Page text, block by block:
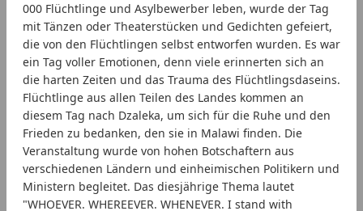
000 Flüchtlinge und Asylbewerber leben, wurde der Tag
mit Tänzen oder Theaterstücken und Gedichten gefeiert,
die von den Flüchtlingen selbst entworfen wurden. Es war
ein Tag voller Emotionen, denn viele erinnerten sich an
die harten Zeiten und das Trauma des Flüchtlingsdaseins.
Flüchtlinge aus allen Teilen des Landes kommen an
diesem Tag nach Dzaleka, um sich für die Ruhe und den
Frieden zu bedanken, den sie in Malawi finden. Die
Veranstaltung wurde von hohen Botschaftern aus
verschiedenen Ländern und einheimischen Politikern und
Ministern begleitet. Das diesjährige Thema lautet
"WHOEVER. WHEREEVER. WHENEVER. I stand with